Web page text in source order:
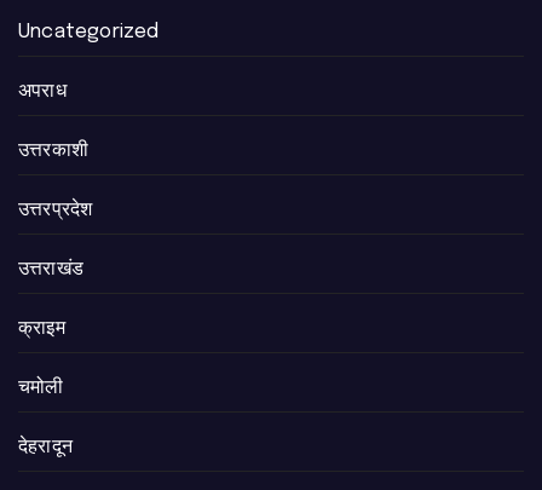
Uncategorized
अपराध
उत्तरकाशी
उत्तरप्रदेश
उत्तराखंड
क्राइम
चमोली
देहरादून